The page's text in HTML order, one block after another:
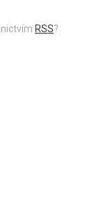
RSS?